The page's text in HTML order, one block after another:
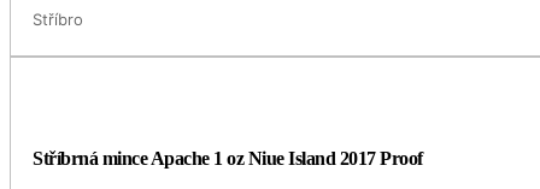
Stříbro
Stříbrná mince Apache 1 oz Niue Island 2017 Proof